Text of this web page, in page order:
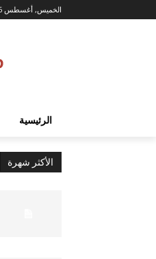
الخميس, أغسطس 6, 2026
الرئيسية
الأكثر شهرة